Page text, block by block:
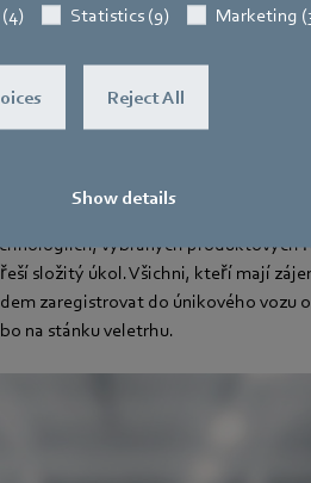
Statistics (9) Marketing
Reject All
Show details
vybraných produktových
složitý úkol. Všichni, kteří mají
zaregistrovat do únikového vozu
na stánku veletrhu.